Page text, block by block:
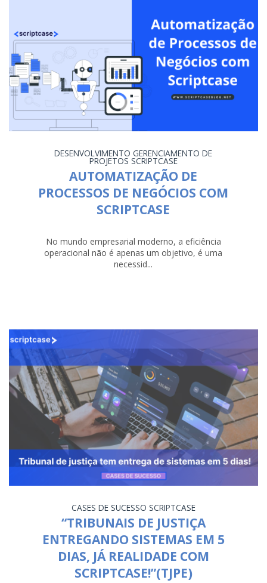
DESENVOLVIMENTO GERENCIAMENTO DE
PROJETOS SCRIPTCASE
AUTOMATIZAÇÃO DE
PROCESSOS DE NEGÓCIOS COM
SCRIPTCASE
No mundo empresarial moderno, a eficiência
operacional não é apenas um objetivo, é uma
necessid...
CASES DE SUCESSO SCRIPTCASE
“TRIBUNAIS DE JUSTIÇA
ENTREGANDO SISTEMAS EM 5
DIAS, JÁ REALIDADE COM
SCRIPTCASE!”(TJPE)